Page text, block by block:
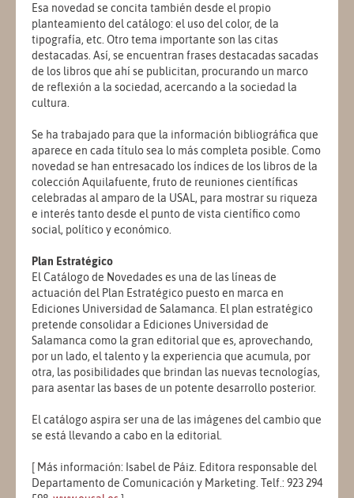
Esa novedad se concita también desde el propio
planteamiento del catálogo: el uso del color, de la
tipografía, etc. Otro tema importante son las citas
destacadas. Así, se encuentran frases destacadas sacadas
de los libros que ahí se publicitan, procurando un marco
de reflexión a la sociedad, acercando a la sociedad la
cultura.
Se ha trabajado para que la información bibliográfica que
aparece en cada título sea lo más completa posible. Como
novedad se han entresacado los índices de los libros de la
colección Aquilafuente, fruto de reuniones científicas
celebradas al amparo de la USAL, para mostrar su riqueza
e interés tanto desde el punto de vista científico como
social, político y económico.
Plan Estratégico
El Catálogo de Novedades es una de las líneas de
actuación del Plan Estratégico puesto en marca en
Ediciones Universidad de Salamanca. El plan estratégico
pretende consolidar a Ediciones Universidad de
Salamanca como la gran editorial que es, aprovechando,
por un lado, el talento y la experiencia que acumula, por
otra, las posibilidades que brindan las nuevas tecnologías,
para asentar las bases de un potente desarrollo posterior.
El catálogo aspira ser una de las imágenes del cambio que
se está llevando a cabo en la editorial.
[ Más información: Isabel de Páiz. Editora responsable del
Departamento de Comunicación y Marketing. Telf.: 923 294